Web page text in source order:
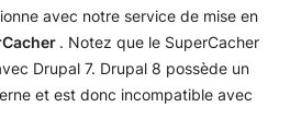
automatique du cache
dynamique manuellement
de cache
avec notre service de mise en
. Notez que le SuperCacher
Drupal 7. Drupal 8 possède un
et est donc incompatible avec